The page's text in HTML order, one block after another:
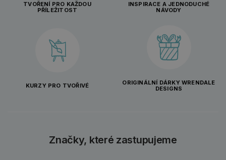
TVOŘENÍ PRO KAŽDOU
PŘÍLEŽITOST
INSPIRACE A JEDNODUCHÉ
NÁVODY
KURZY PRO TVOŘIVÉ
ORIGINÁLNÍ DÁRKY WRENDALE
DESIGNS
Značky, které zastupujeme